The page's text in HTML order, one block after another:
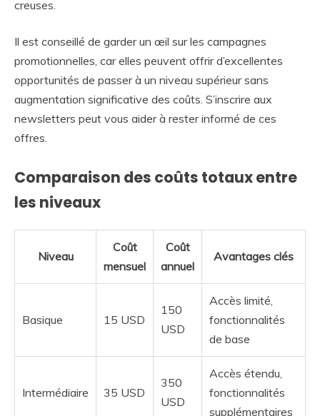
creuses.
Il est conseillé de garder un œil sur les campagnes
promotionnelles, car elles peuvent offrir d’excellentes
opportunités de passer à un niveau supérieur sans
augmentation significative des coûts. S’inscrire aux
newsletters peut vous aider à rester informé de ces
offres.
Comparaison des coûts totaux entre
les niveaux
Niveau
Coût
mensuel
Coût
annuel
Avantages clés
Basique 15 USD
150
USD
Accès limité,
fonctionnalités
de base
Intermédiaire 35 USD
350
USD
Accès étendu,
fonctionnalités
supplémentaires